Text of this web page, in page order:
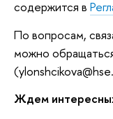
содержится в
По вопросам,
можно
Ждем